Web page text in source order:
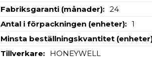
Fabriksgaranti (månader)
24
Antal i förpackningen (enheter)
1
Minsta beställningskvantitet
Tillverkare
HONEYWELL